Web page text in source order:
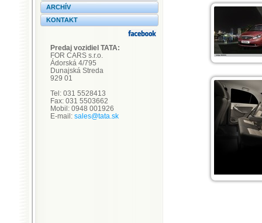
ARCHÍV
KONTAKT
Predaj vozidiel TATA:
FOR CARS s.r.o.
Ádorská 4/795
Dunajská Streda
929 01
Tel: 031 5528413
Fax: 031 5503662
Mobil: 0948 001926
E-mail: sales@tata.sk